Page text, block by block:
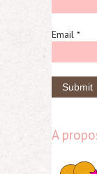
Email *
A